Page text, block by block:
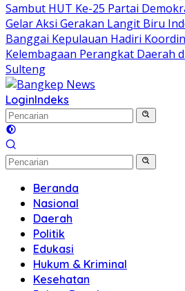
Sambut HUT Ke-25 Partai
Gelar Aksi Gerakan Langit Biru
Banggai Kepulauan Hadiri
Kelembagaan Perangkat Daerah
Sulteng
LoginIndeks
Beranda
Nasional
Daerah
Politik
Edukasi
Hukum & Kriminal
Kesehatan